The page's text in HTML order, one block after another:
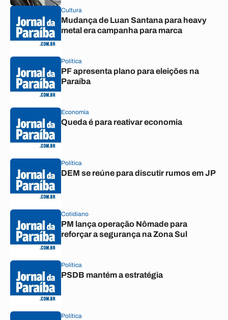
Cultura
Mudança de Luan Santana para heavy
metal era campanha para marca
Política
PF apresenta plano para eleições na
Paraíba
Economia
Queda é para reativar economia
Política
DEM se reúne para discutir rumos em JP
Cotidiano
PM lança operação Nômade para
reforçar a segurança na Zona Sul
Política
PSDB mantém a estratégia
Política